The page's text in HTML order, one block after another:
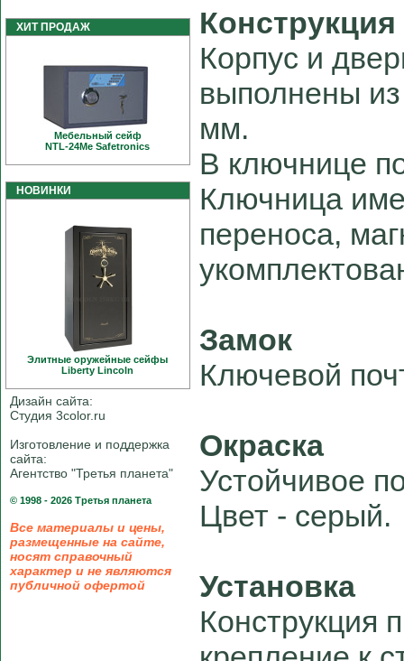
ХИТ ПРОДАЖ
Мебельный сейф
NTL-24Me Safetronics
НОВИНКИ
Элитные оружейные сейфы
Liberty Linсoln
Дизайн сайта:
Студия 3color.ru
Изготовление и поддержка
сайта:
Агентство "Третья планета"
© 1998 - 2026 Третья планета
Все материалы и цены,
размещенные на сайте,
носят справочный
характер и не являются
публичной офертой
Конструкция
Корпус и
выполнены
мм.
В ключнице
Ключница
переноса,
Замок
Ключевой
Окраска
Устойчивое
Цвет - серый.
Установка
Конструкция